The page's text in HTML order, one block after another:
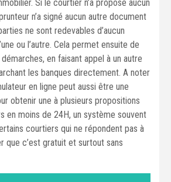
Si le courtier n’a proposé aucun
n’a signé aucun autre document
ne sont redevables d’aucun
ou l’autre. Cela permet ensuite de
en faisant appel à un autre
les banques directement. A noter
en ligne peut aussi être une
obtenir une à plusieurs propositions
en moins de 24H, un système souvent
courtiers qui ne répondent pas à
que c’est gratuit et surtout sans